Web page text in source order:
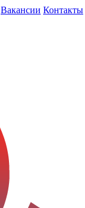
Вакансии Контакты